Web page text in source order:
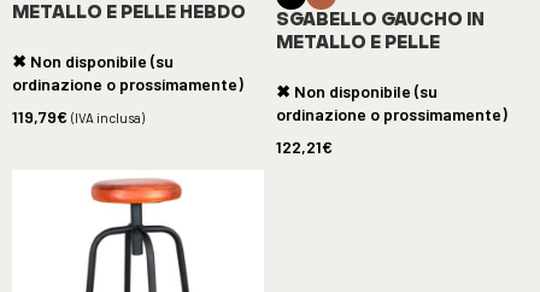
METALLO E PELLE HEBDO
✖ Non disponibile (su
ordinazione o prossimamente)
119,79€ (IVA inclusa)
SGABELLO GAUCHO IN
METALLO E PELLE
✖ Non disponibile (su
ordinazione o prossimamente)
122,21€